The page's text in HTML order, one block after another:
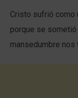
Cristo sufrió como
porque se sometió
mansedumbre nos